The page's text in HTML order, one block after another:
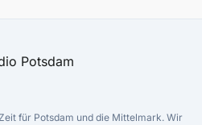
für Potsdam und die Mittelmark. Wir